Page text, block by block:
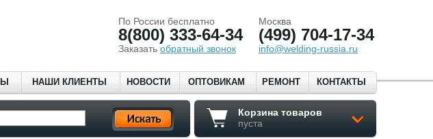
По России бесплатно
8(800) 333-64-34
Заказать обратный звонок
Москва
(499) 704-17-34
info@welding-russia.ru
НАШИ КЛИЕНТЫ НОВОСТИ ОПТОВИКАМ РЕМОНТ КОНТАКТЫ
Корзина товаров
пуста